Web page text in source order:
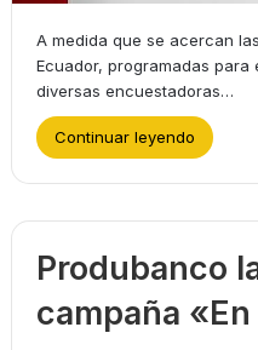
A medida que se acercan
Ecuador, programadas
diversas encuestadoras…
Continuar leyendo
Produbanco
campaña